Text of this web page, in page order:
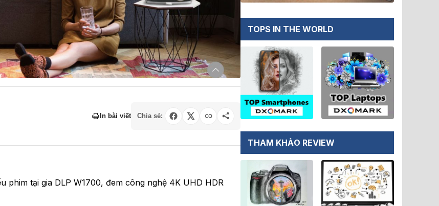
In bài viết Chia sẻ:
phim tại gia DLP W1700, đem công nghệ 4K UHD HDR
TOPS IN THE WORLD
THAM KHẢO REVIEW